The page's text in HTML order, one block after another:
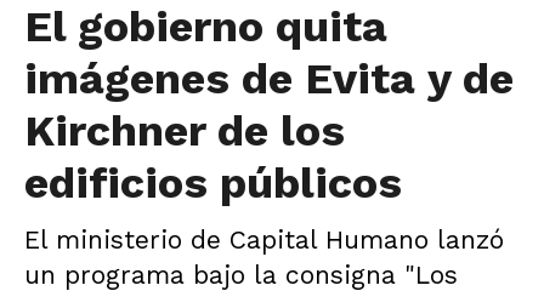
El gobierno quita
imágenes de Evita y de
Kirchner de los
edificios públicos
El ministerio de Capital Humano lanzó
un programa bajo la consigna "Los